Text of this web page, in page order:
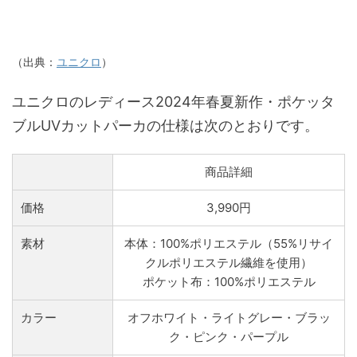
（出典： ユニクロ ）
ユニクロのレディース2024年春夏新作・ポケッタ
ブルUVカットパーカの仕様は次のとおりです。
商品詳細
価格 3,990円
素材
本体：100%ポリエステル（55%リサイ
クルポリエステル繊維を使用）
ポケット布：100%ポリエステル
カラー
オフホワイト・ライトグレー・ブラッ
ク・ピンク・パープル